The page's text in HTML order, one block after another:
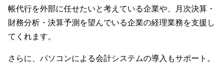
帳代行を外部に任せたいと考えている企業や、月次決算・
財務分析・決算予測を望んでいる企業の経理業務を支援し
てくれます。
さらに、パソコンによる会計システムの導入もサポート。